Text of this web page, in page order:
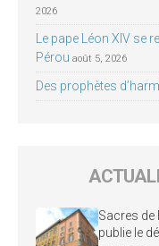
2026
Le pape Léon XIV se
Pérou août 5, 2026
Des prophètes
Sacres de
publie le